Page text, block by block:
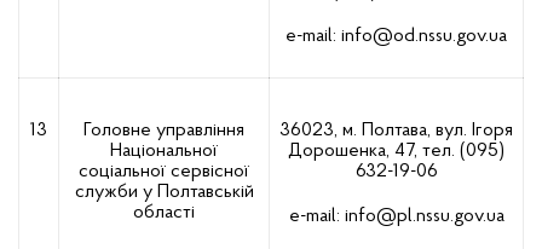
е-mail: info@od.nssu.gov.ua
13
Головне управління
Національної
соціальної сервісної
служби у Полтавській
області
36023, м. Полтава, вул. Ігоря
Дорошенка, 47, тел. (095)
632-19-06
е-mail: info@pl.nssu.gov.ua